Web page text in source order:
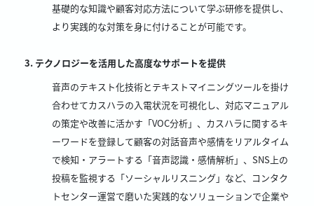
基礎的な知識や顧客対応方法について学ぶ研修を提供し、
より実践的な対策を身に付けることが可能です。
テクノロジーを活用した高度なサポートを提供
音声のテキスト化技術とテキストマイニングツールを掛け
合わせてカスハラの入電状況を可視化し、対応マニュアル
の策定や改善に活かす「VOC分析」、カスハラに関するキ
ーワードを登録して顧客の対話音声や感情をリアルタイム
で検知・アラートする「音声認識・感情解析」、SNS上の
投稿を監視する「ソーシャルリスニング」など、コンタク
トセンター運営で磨いた実践的なソリューションで企業や